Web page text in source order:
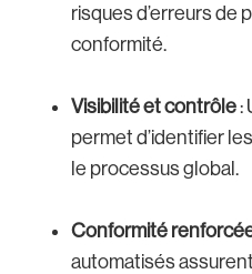
risques d’erreurs de
conformité.
Visibilité et contrôle:
permet d’identifier
le processus global.
Conformité
automatisés